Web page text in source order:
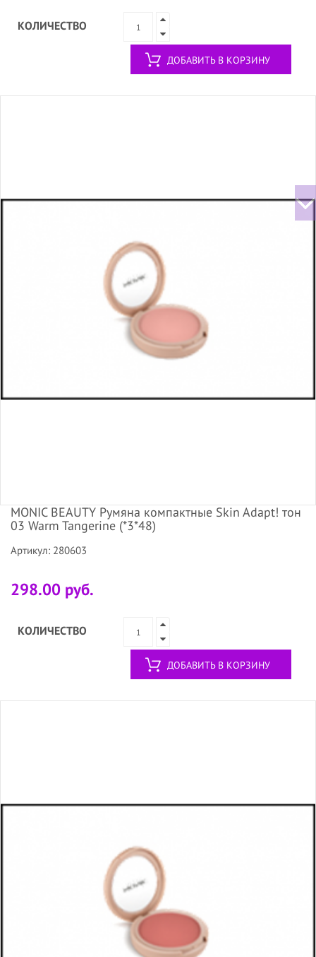
КОЛИЧЕСТВО
ДОБАВИТЬ В КОРЗИНУ
MONIC BEAUTY Румяна компактные Skin Adapt! тон
03 Warm Tangerine (*3*48)
Артикул: 280603
298.00 руб.
КОЛИЧЕСТВО
ДОБАВИТЬ В КОРЗИНУ